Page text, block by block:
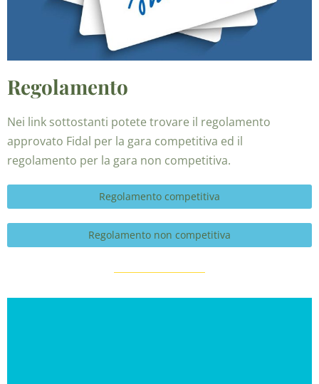
Regolamento
Nei link sottostanti potete trovare il regolamento
approvato Fidal per la gara competitiva ed il
regolamento per la gara non competitiva.
Regolamento competitiva
Regolamento non competitiva